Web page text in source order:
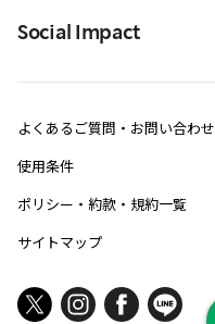
Social Impact
よくあるご質問・お問い合わせ
使用条件
ポリシー・約款・規約一覧
サイトマップ